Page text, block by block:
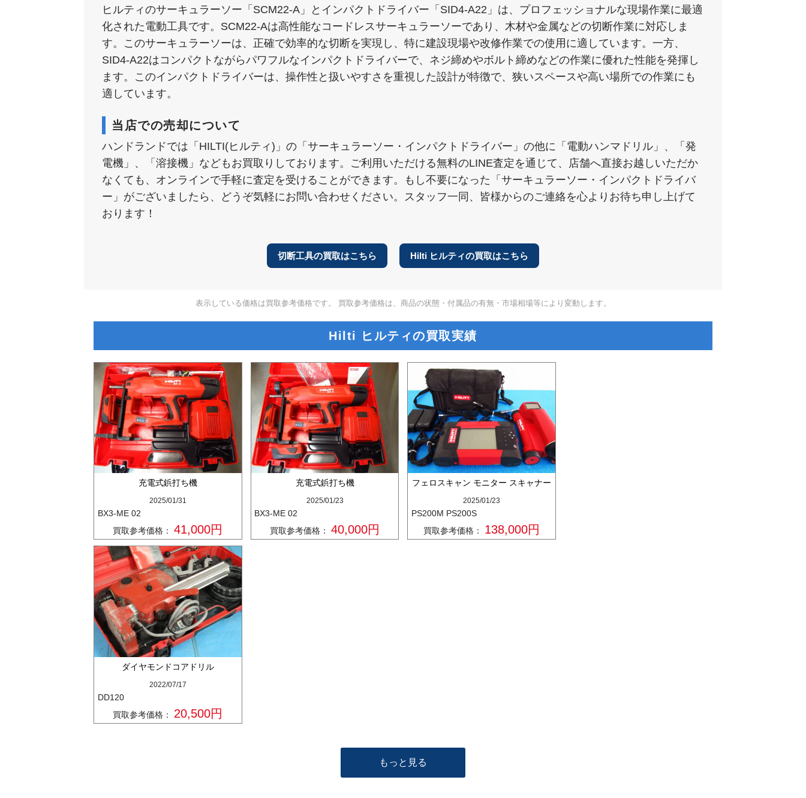
ヒルティのサーキュラーソー「SCM22-A」とインパクトドライバー「SID4-A22」は、プロフェッショナルな現場作業に最適
化された電動工具です。SCM22-Aは高性能なコードレスサーキュラーソーであり、木材や金属などの切断作業に対応しま
す。このサーキュラーソーは、正確で効率的な切断を実現し、特に建設現場や改修作業での使用に適しています。一方、
SID4-A22はコンパクトながらパワフルなインパクトドライバーで、ネジ締めやボルト締めなどの作業に優れた性能を発揮し
ます。このインパクトドライバーは、操作性と扱いやすさを重視した設計が特徴で、狭いスペースや高い場所での作業にも
適しています。
当店での売却について
ハンドランドでは「HILTI(ヒルティ)」の「サーキュラーソー・インパクトドライバー」の他に「電動ハンマドリル」、「発
電機」、「溶接機」などもお買取りしております。ご利用いただける無料のLINE査定を通じて、店舗へ直接お越しいただか
なくても、オンラインで手軽に査定を受けることができます。もし不要になった「サーキュラーソー・インパクトドライバ
ー」がございましたら、どうぞ気軽にお問い合わせください。スタッフ一同、皆様からのご連絡を心よりお待ち申し上げて
おります！
切断工具の買取はこちら Hilti ヒルティの買取はこちら
表示している価格は買取参考価格です。 買取参考価格は、商品の状態・付属品の有無・市場相場等により変動します。
Hilti ヒルティの買取実績
充電式鋲打ち機
2025/01/31
BX3-ME 02
買取参考価格：41,000円
充電式鋲打ち機
2025/01/23
BX3-ME 02
買取参考価格： 40,000円
フェロスキャン モニター スキャナー
2025/01/23
PS200M PS200S
買取参考価格： 138,000円
ダイヤモンドコアドリル
2022/07/17
DD120
買取参考価格： 20,500円
もっと見る